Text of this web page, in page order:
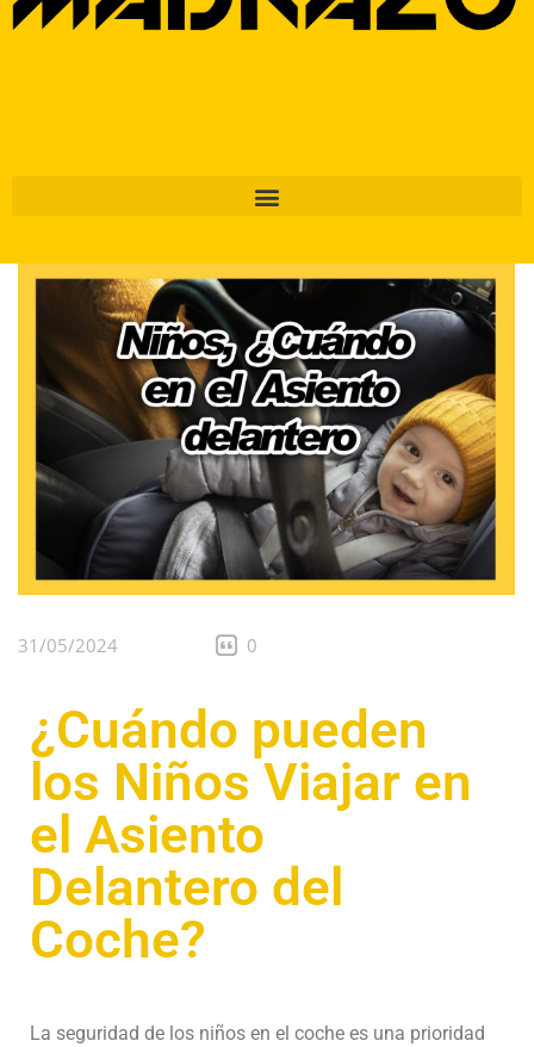
31/05/2024 0
¿Cuándo pueden
los Niños Viajar en
el Asiento
Delantero del
Coche?
La seguridad de los niños en el coche es una prioridad